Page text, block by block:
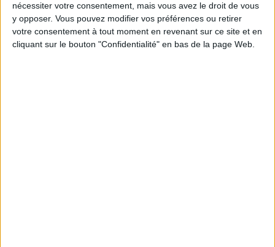
nécessiter votre consentement, mais vous avez le droit de vous
y opposer. Vous pouvez modifier vos préférences ou retirer
votre consentement à tout moment en revenant sur ce site et en
cliquant sur le bouton "Confidentialité" en bas de la page Web.
LES MEILLEURS HÔTELS POUR UN WEEK-END SPA ET GASTRONOMIE